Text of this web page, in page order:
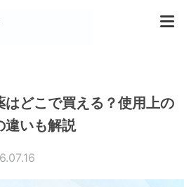
はどこで買える？使用上の
違いも解説